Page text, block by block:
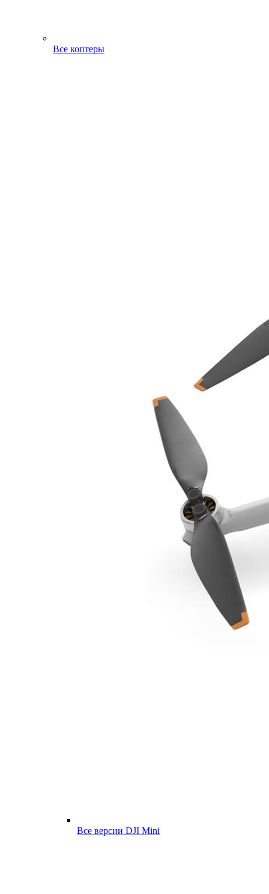
Все коптеры
Все версии DJI Mini